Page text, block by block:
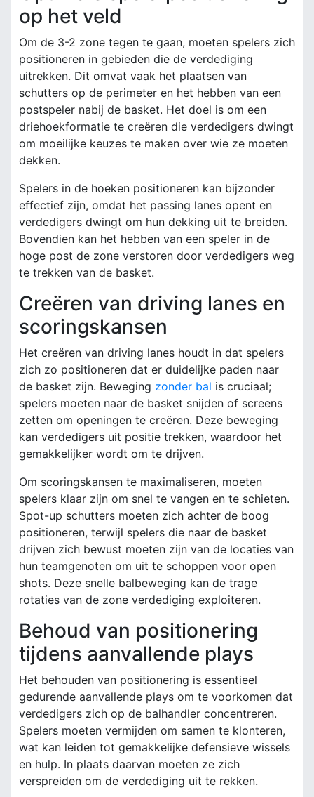
op het veld
Om de 3-2 zone tegen te gaan, moeten spelers zich
positioneren in gebieden die de verdediging
uitrekken. Dit omvat vaak het plaatsen van
schutters op de perimeter en het hebben van een
postspeler nabij de basket. Het doel is om een
driehoekformatie te creëren die verdedigers dwingt
om moeilijke keuzes te maken over wie ze moeten
dekken.
Spelers in de hoeken positioneren kan bijzonder
effectief zijn, omdat het passing lanes opent en
verdedigers dwingt om hun dekking uit te breiden.
Bovendien kan het hebben van een speler in de
hoge post de zone verstoren door verdedigers weg
te trekken van de basket.
Creëren van driving lanes en
scoringskansen
Het creëren van driving lanes houdt in dat spelers
zich zo positioneren dat er duidelijke paden naar
de basket zijn. Beweging zonder bal is cruciaal;
spelers moeten naar de basket snijden of screens
zetten om openingen te creëren. Deze beweging
kan verdedigers uit positie trekken, waardoor het
gemakkelijker wordt om te drijven.
Om scoringskansen te maximaliseren, moeten
spelers klaar zijn om snel te vangen en te schieten.
Spot-up schutters moeten zich achter de boog
positioneren, terwijl spelers die naar de basket
drijven zich bewust moeten zijn van de locaties van
hun teamgenoten om uit te schoppen voor open
shots. Deze snelle balbeweging kan de trage
rotaties van de zone verdediging exploiteren.
Behoud van positionering
tijdens aanvallende plays
Het behouden van positionering is essentieel
gedurende aanvallende plays om te voorkomen dat
verdedigers zich op de balhandler concentreren.
Spelers moeten vermijden om samen te klonteren,
wat kan leiden tot gemakkelijke defensieve wissels
en hulp. In plaats daarvan moeten ze zich
verspreiden om de verdediging uit te rekken.